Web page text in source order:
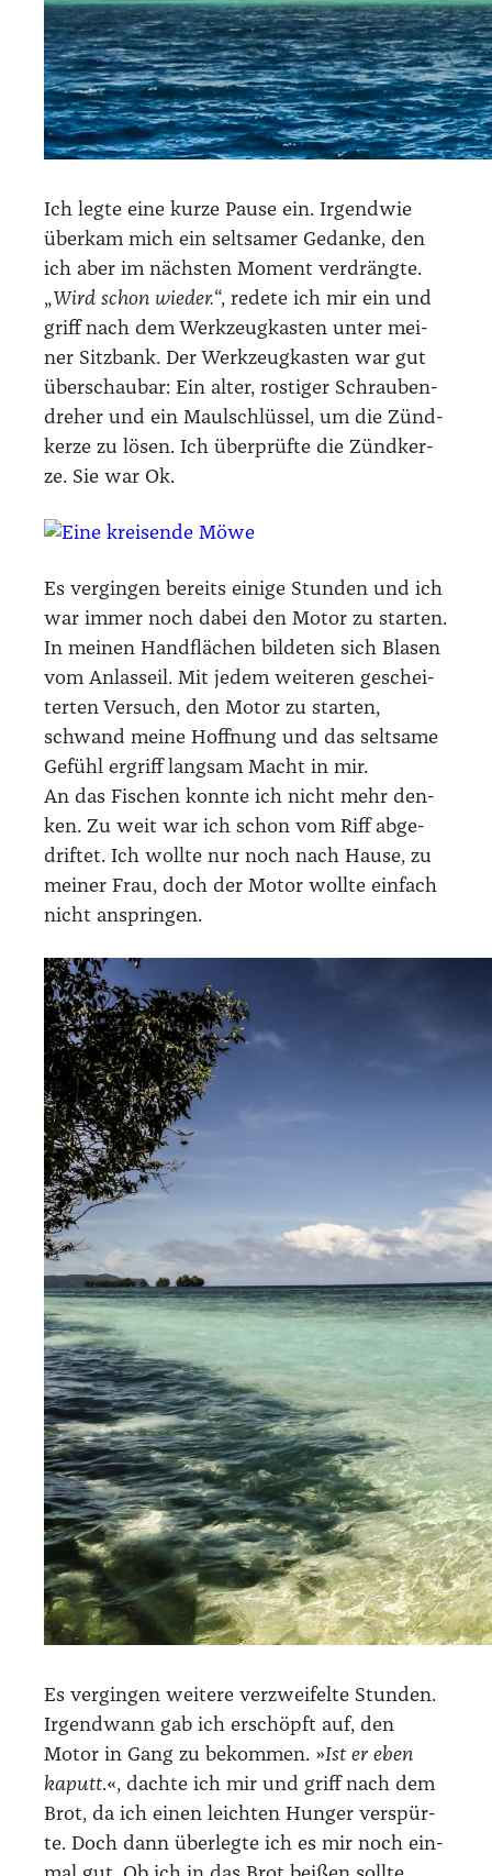
Ich leg­te eine kur­ze Pau­se ein. Irgend­wie
über­kam mich ein selt­sa­mer Gedan­ke, den
ich aber im nächs­ten Moment ver­dräng­te.
„Wird schon wie­der.“, rede­te ich mir ein und
griff nach dem Werk­zeug­kas­ten unter mei­
ner Sitz­bank. Der Werk­zeug­kas­ten war gut
über­schau­bar: Ein alter, ros­ti­ger Schrau­ben­
dre­her und ein Maul­schlüs­sel, um die Zünd­
ker­ze zu lösen. Ich über­prüf­te die Zünd­ker­
ze. Sie war Ok.
Es ver­gin­gen bereits eini­ge Stun­den und ich
war immer noch dabei den Motor zu star­ten.
In mei­nen Hand­flä­chen bil­de­ten sich Bla­sen
vom Anlas­seil. Mit jedem wei­te­ren geschei­
ter­ten Ver­such, den Motor zu star­ten,
schwand mei­ne Hoff­nung und das selt­sa­me
Gefühl ergriff lang­sam Macht in mir.
An das Fischen konn­te ich nicht mehr den­
ken. Zu weit war ich schon vom Riff abge­
drif­tet. Ich woll­te nur noch nach Hau­se, zu
mei­ner Frau, doch der Motor woll­te ein­fach
nicht ansprin­gen.
Es ver­gin­gen wei­te­re ver­zwei­fel­te Stun­den.
Irgend­wann gab ich erschöpft auf, den
Motor in Gang zu bekom­men. »Ist er eben
kaputt.«, dach­te ich mir und griff nach dem
Brot, da ich einen leich­ten Hun­ger ver­spür­
te. Doch dann über­leg­te ich es mir noch ein­